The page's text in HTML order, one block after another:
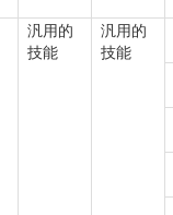
汎用的
技能
汎用的
技能